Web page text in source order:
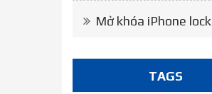
Mở khóa iPhone lock
TAGS